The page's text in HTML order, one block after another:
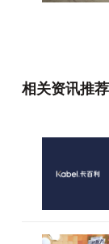
相关资讯推荐